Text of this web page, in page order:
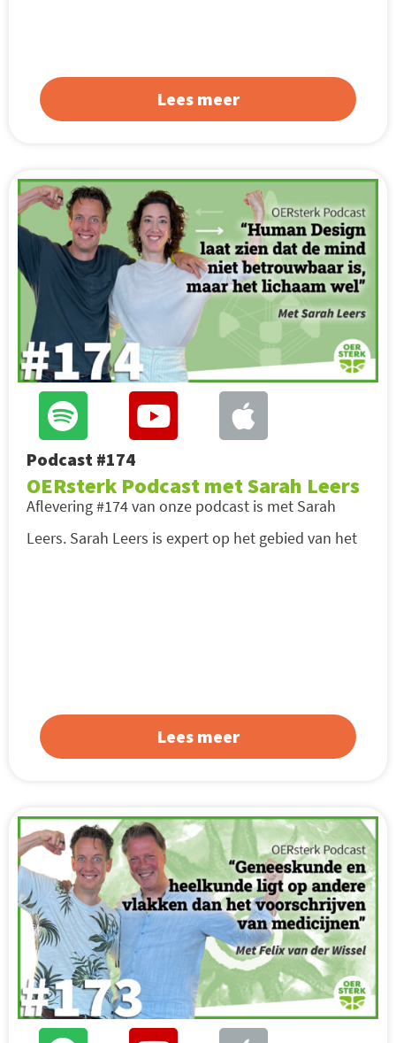
Lees meer
Podcast #174
OERsterk Podcast met Sarah Leers
Aflevering #174 van onze podcast is met Sarah
Leers. Sarah Leers is expert op het gebied van het
Lees meer